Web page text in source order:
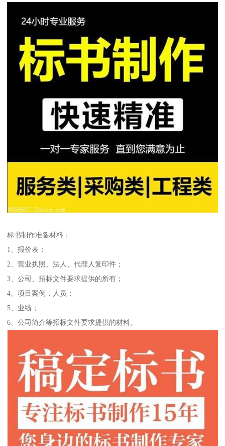
标书制作准备材料：
1、报价表；
2、营业执照、法人、代理人复印件；
3、公司、招标文件要求提供的所有；
4、项目案例，人员；
5、业绩；
6、公司简介等招标文件要求提供的材料。